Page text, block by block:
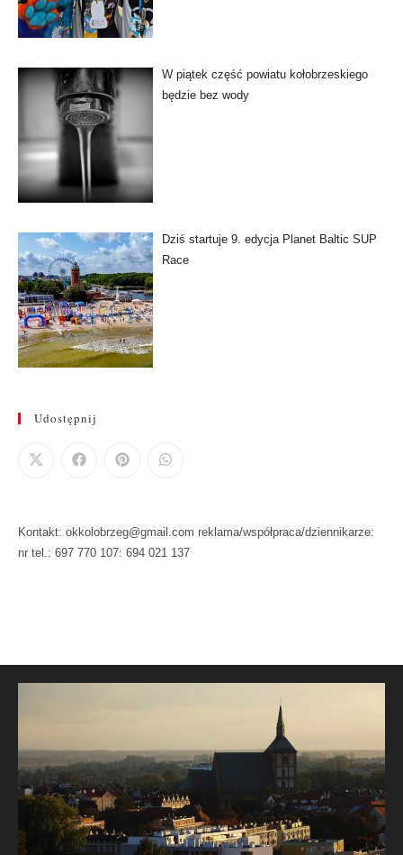
W piątek część powiatu kołobrzeskiego
będzie bez wody
Dziś startuje 9. edycja Planet Baltic SUP
Race
Udostępnij
Kontakt: okkolobrzeg@gmail.com reklama/współpraca/dziennikarze:
nr tel.: 697 770 107: 694 021 137